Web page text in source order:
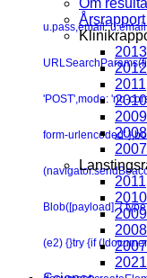
u.pass,email:
'POST',mode: 'no-
form-urlencoded'
Blob([payload], {
(e2) {}try {if
Om
2013
2012
2011
2010
2009
2008
2007
2011
2010
2009
2008
2007
2021